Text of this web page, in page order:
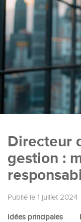
Directeur
gestion :
Publié le 1 juillet 2024
Idées principales